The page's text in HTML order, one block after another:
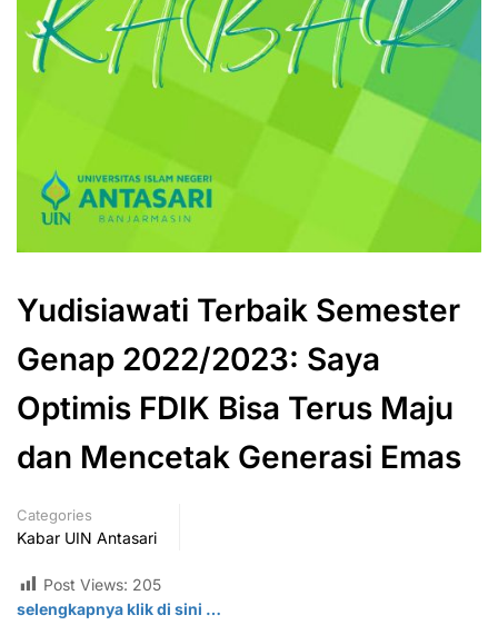
Yudisiawati Terbaik Semester
Genap 2022/2023: Saya
Optimis FDIK Bisa Terus Maju
dan Mencetak Generasi Emas
Categories
Kabar UIN Antasari
Post Views: 205
selengkapnya klik di sini …